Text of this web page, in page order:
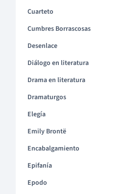
Cuarteto
Cumbres Borrascosas
Desenlace
Diálogo en literatura
Drama en literatura
Dramaturgos
Elegía
Emily Brontë
Encabalgamiento
Epifanía
Epodo